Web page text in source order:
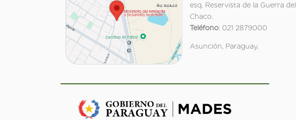
esq. Reservista de la Guerra del
Chaco.
Teléfono: 021 2879000
Asunción, Paraguay.